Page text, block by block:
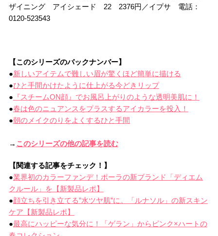
ザイニング アイシェード 22 2376円／イプサ 電話：
0120-523543
【このシリーズのバックナンバー】
●新しいアイテムで難しい眉が驚くほど簡単に描ける
●ひと手間かけたように仕上がる今どきリップ
● 『スチームON顔』でお風呂上がりのような透明美肌に！
●春は色のニュアンスをプラスするアイカラーを投入！
●朝のメイクのりをよくするひと手間
→ このシリーズの他の記事を読む
【関連する記事をチェック！】
●業界初のカラーファンデ！ポーラの新ブランド「ディエム
クルール」を【新製品レポ】
●顔立ちを引き立てる”水ツヤ肌”に。「ルナソル」の新スキン
ケア【新製品レポ】
●最高にハッピーな気分に！「ゲラン」からピンク×ハートの